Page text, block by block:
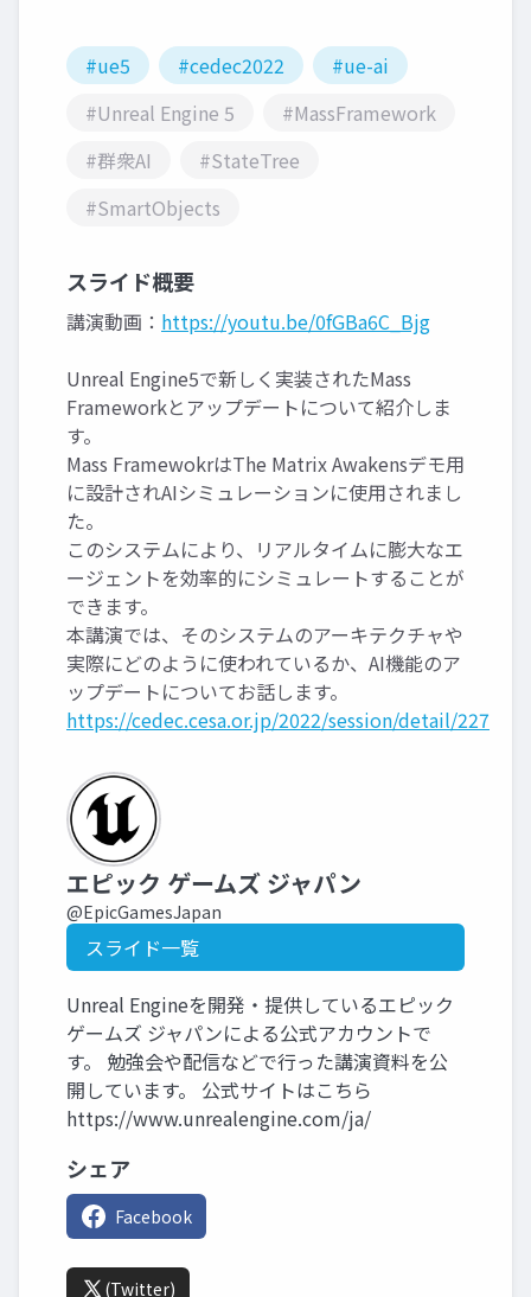
#ue5 #cedec2022
#ue-ai
#Unreal Engine 5
#MassFramework
#群衆AI
#StateTree
#SmartObjects
スライド概要
講演動画： https://youtu.be/0fGBa6C_Bjg
Unreal Engine5で新しく実装されたMass
Frameworkとアップデートについて紹介しま
す。
Mass FramewokrはThe Matrix Awakensデモ用
に設計されAIシミュレーションに使用されまし
た。
このシステムにより、リアルタイムに膨大なエ
ージェントを効率的にシミュレートすることが
できます。
本講演では、そのシステムのアーキテクチャや
実際にどのように使われているか、AI機能のア
ップデートについてお話します。
https://cedec.cesa.or.jp/2022/session/detail/227
エピック ゲームズ ジャパン
@EpicGamesJapan
スライド一覧
Unreal Engineを開発・提供しているエピック
ゲームズ ジャパンによる公式アカウントで
す。 勉強会や配信などで行った講演資料を公
開しています。 公式サイトはこちら
https://www.unrealengine.com/ja/
シェア
Facebook
(Twitter)